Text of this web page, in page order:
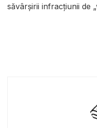
săvârșirii infracțiunii de